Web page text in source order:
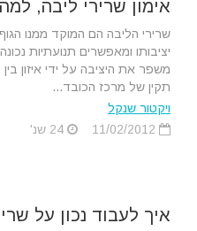
אימון שרירי ליבה,
שרירי הליבה הם המוקד ממנו
יציבותו ומאפשרים תנועתיות
משפר את היציבה על ידי איזון
תקין של מרכז הכובד...
ויקטור שנקל
איך לעבוד נכון על